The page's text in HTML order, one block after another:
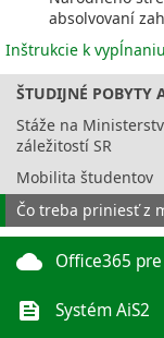
absolvovaní
Inštrukcie k
ŠTUDIJNÉ POBYTY
Stáže na
záležitostí SR
Mobilita študentov
Čo treba priniesť z
cloud Office365
feed Systém AiS2